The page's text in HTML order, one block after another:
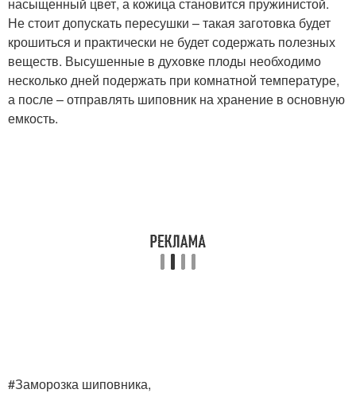
Не стоит допускать пересушки – такая заготовка будет
крошиться и практически не будет содержать полезных
веществ. Высушенные в духовке плоды необходимо
несколько дней подержать при комнатной температуре,
а после – отправлять шиповник на хранение в основную
емкость.
#Заморозка шиповника,